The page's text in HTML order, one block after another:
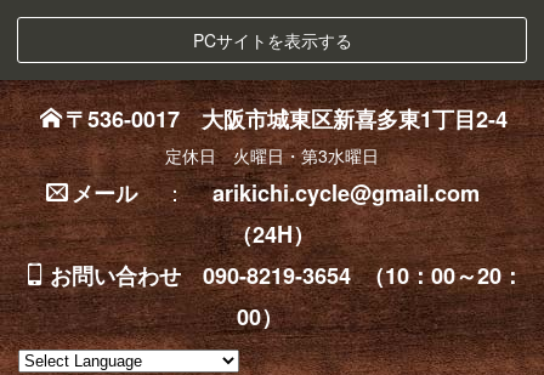
PCサイトを表示する
〒536-0017 大阪市城東区新喜多東1丁目2-4
定休日 火曜日・第3水曜日
メール：arikichi.cycle@gmail.com
（24H）
お問い合わせ 090-8219-3654 （10：00～20：
00）